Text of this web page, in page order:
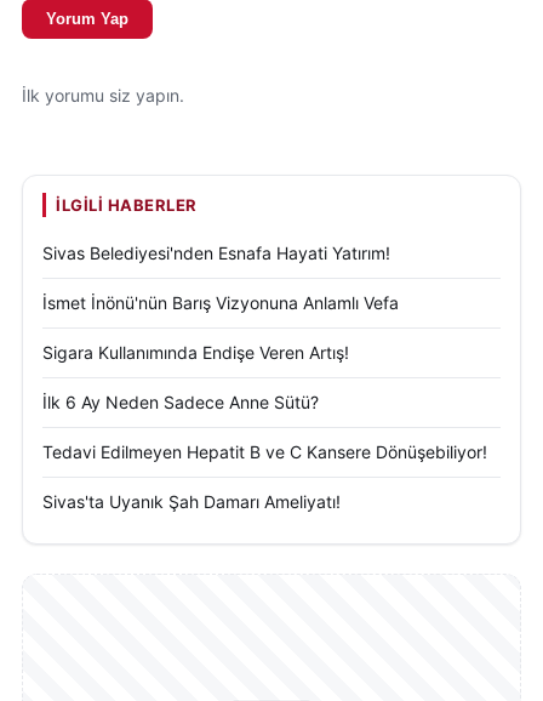
Uzmanlar,akran zorbalığı
başlıklarda yapılacak bilinçlendirme çalışmalarının,
Yorum Yap
İlk yorumu siz yapın.
İLGILI HABERLER
Sivas Belediyesi'nden Esnafa Hayati Yatırım!
İsmet İnönü'nün Barış Vizyonuna Anlamlı Vefa
Sigara Kullanımında Endişe Veren Artış!
İlk 6 Ay Neden Sadece Anne Sütü?
Tedavi Edilmeyen Hepatit B ve C Kansere Dönüşebiliyor!
Sivas'ta Uyanık Şah Damarı Ameliyatı!